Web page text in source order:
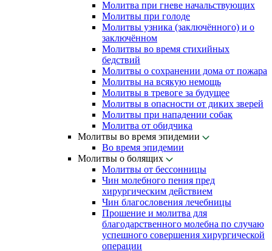
Молитва при гневе начальствующих
Молитвы при голоде
Молитвы узника (заключённого) и о
заключённом
Молитвы во время стихийных
бедствий
Молитвы о сохранении дома от пожара
Молитвы на всякую немощь
Молитвы в тревоге за будущее
Молитвы в опасности от диких зверей
Молитвы при нападении собак
Молитва от обидчика
Молитвы во время эпидемии
Во время эпидемии
Молитвы о болящих
Молитвы от бессонницы
Чин молебного пения пред
хирургическим действием
Чин благословения лечебницы
Прошение и молитва для
благодарственного молебна по случаю
успешного совершения хирургической
операции